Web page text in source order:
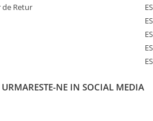
de Retur
URMARESTE-NE IN SOCIAL MEDIA